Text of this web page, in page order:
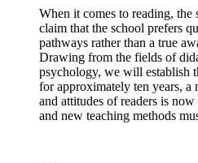
When it comes to reading, the
claim that the school prefers
pathways rather than a true
Drawing from the fields of
psychology, we will establish
for approximately ten years, a
and attitudes of readers is
and new teaching methods